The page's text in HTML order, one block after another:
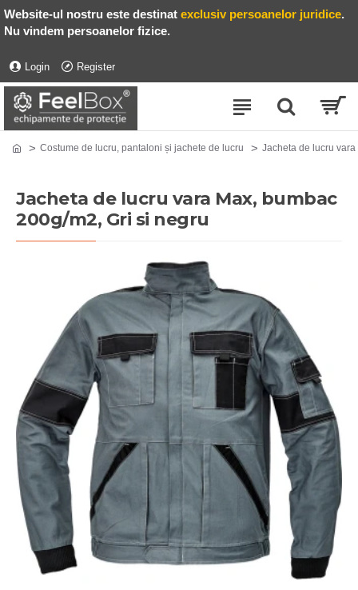
Website-ul nostru este destinat exclusiv persoanelor juridice.
Nu vindem persoanelor fizice.
Login Register
Costume de lucru, pantaloni și jachete de lucru Jacheta de lucru
Jacheta de lucru vara Max, bumbac
200g/m2, Gri si negru